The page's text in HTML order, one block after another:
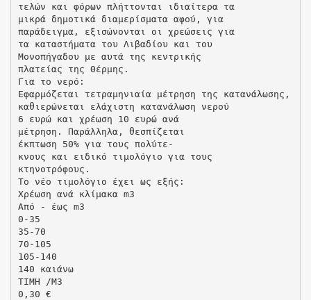
τελών και φόρων πλήττονται ιδιαίτερα τα
μικρά δημοτικά διαμερίσματα αφού, για
παράδειγμα, εξισώνονται οι χρεώσεις για
τα καταστήματα του Λιβαδίου και του
Μονοπήγαδου με αυτά της κεντρικής
πλατείας της Θέρμης.
Για το νερό:
Εφαρμόζεται τετραμηνιαία μέτρηση της κατανάλωσης,
καθιερώνεται ελάχιστη κατανάλωση νερού
6 ευρώ και χρέωση 10 ευρώ ανά
μέτρηση. Παράλληλα, θεσπίζεται
έκπτωση 50% για τους πολύτε-
κνους και ειδικό τιμολόγιο για τους
κτηνοτρόφους.
Το νέο τιμολόγιο έχει ως εξής:
Χρέωση ανά κλίµακα m3
Από - έως m3
0-35
35-70
70-105
105-140
140 καιάνω
TIMH /M3
0,30 €